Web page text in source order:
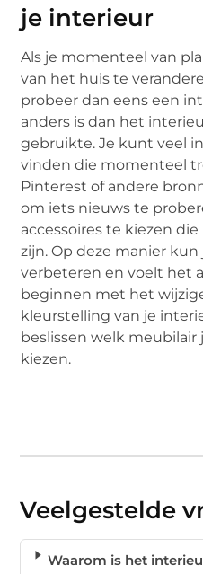
je interieur
Als je momenteel van
van het huis te
probeer dan eens een
anders is dan het
gebruikte. Je kunt veel
vinden die momenteel
Pinterest of andere
om iets nieuws te
accessoires te kiezen
zijn. Op deze manier
verbeteren en voelt het
beginnen met het
kleurstelling van je
beslissen welk meubilair
kiezen.
Veelgestelde
Waarom is het